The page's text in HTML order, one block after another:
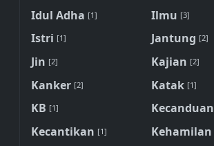
Idul Adha [1] Ilmu [3]
Istri [1] Jantung [2]
Jin [2] Kajian [2]
Kanker [2] Katak [1]
KB [1] Kecanduan
Kecantikan [1] Kehamilan